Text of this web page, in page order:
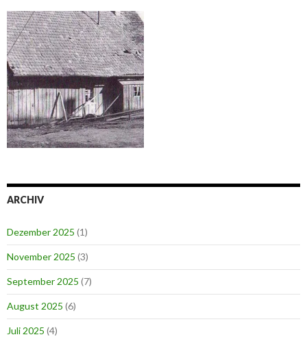
ARCHIV
Dezember 2025 (1)
November 2025 (3)
September 2025 (7)
August 2025 (6)
Juli 2025 (4)